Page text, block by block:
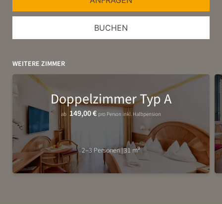
WEITERE ZIMMER
Doppelzimmer Typ A
ab 149,00 € pro Person inkl. Halbpension
2–3 Personen|31 m²